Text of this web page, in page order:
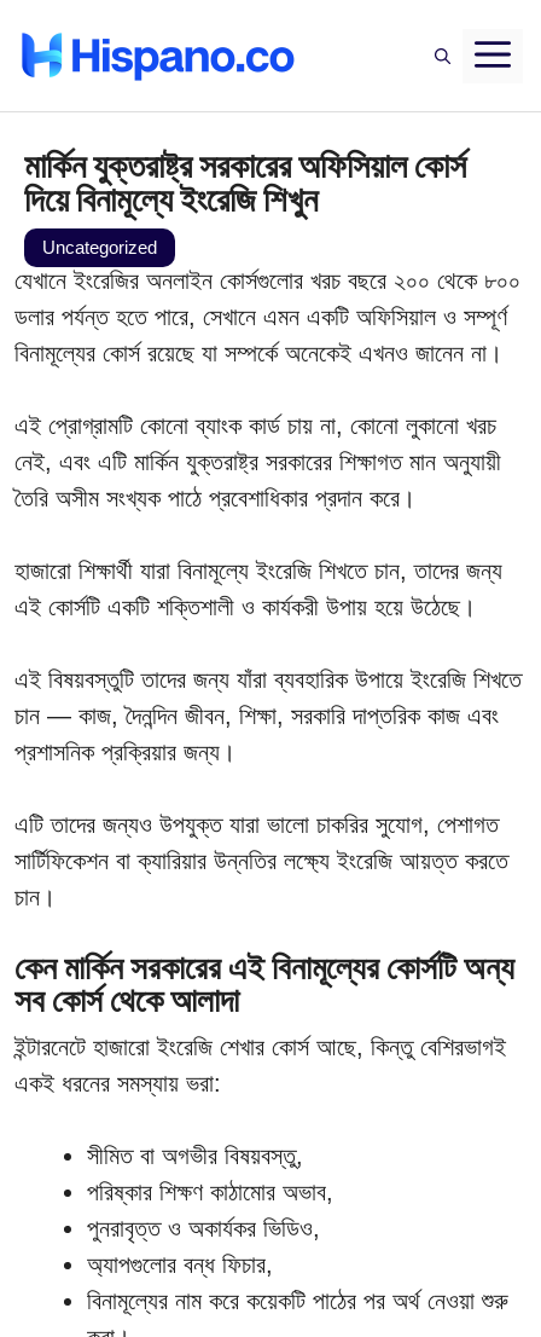
মার্কিন যুক্তরাষ্ট্র সরকারের অফিসিয়াল কোর্স
দিয়ে বিনামূল্যে ইংরেজি শিখুন
Uncategorized
যেখানে ইংরেজির অনলাইন কোর্সগুলোর খরচ বছরে ২০০ থেকে ৮০০
ডলার পর্যন্ত হতে পারে, সেখানে এমন একটি অফিসিয়াল ও সম্পূর্ণ
বিনামূল্যের কোর্স রয়েছে যা সম্পর্কে অনেকেই এখনও জানেন না।
এই প্রোগ্রামটি কোনো ব্যাংক কার্ড চায় না, কোনো লুকানো খরচ
নেই, এবং এটি মার্কিন যুক্তরাষ্ট্র সরকারের শিক্ষাগত মান অনুযায়ী
তৈরি অসীম সংখ্যক পাঠে প্রবেশাধিকার প্রদান করে।
হাজারো শিক্ষার্থী যারা বিনামূল্যে ইংরেজি শিখতে চান, তাদের জন্য
এই কোর্সটি একটি শক্তিশালী ও কার্যকরী উপায় হয়ে উঠেছে।
এই বিষয়বস্তুটি তাদের জন্য যাঁরা ব্যবহারিক উপায়ে ইংরেজি শিখতে
চান — কাজ, দৈনন্দিন জীবন, শিক্ষা, সরকারি দাপ্তরিক কাজ এবং
প্রশাসনিক প্রক্রিয়ার জন্য।
এটি তাদের জন্যও উপযুক্ত যারা ভালো চাকরির সুযোগ, পেশাগত
সার্টিফিকেশন বা ক্যারিয়ার উন্নতির লক্ষ্যে ইংরেজি আয়ত্ত করতে
চান।
কেন মার্কিন সরকারের এই বিনামূল্যের কোর্সটি অন্য
সব কোর্স থেকে আলাদা
ইন্টারনেটে হাজারো ইংরেজি শেখার কোর্স আছে, কিন্তু বেশিরভাগই
একই ধরনের সমস্যায় ভরা:
সীমিত বা অগভীর বিষয়বস্তু,
পরিষ্কার শিক্ষণ কাঠামোর অভাব,
পুনরাবৃত্ত ও অকার্যকর ভিডিও,
অ্যাপগুলোর বন্ধ ফিচার,
বিনামূল্যের নাম করে কয়েকটি পাঠের পর অর্থ নেওয়া শুরু